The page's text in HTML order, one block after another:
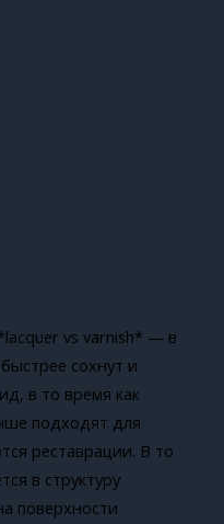
vs varnish* — в
сохнут и
в то время как
подходят для
реставрации. В то
в структуру
поверхности